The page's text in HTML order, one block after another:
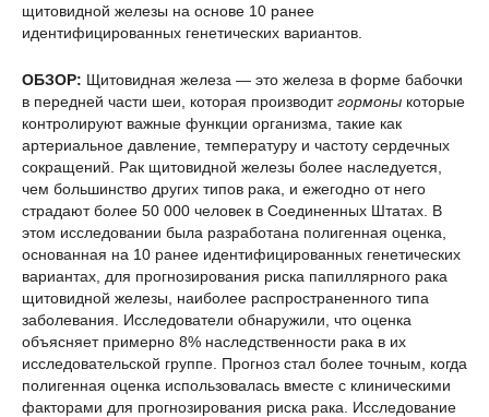
щитовидной железы на основе 10 ранее
идентифицированных генетических вариантов.
ОБЗОР: Щитовидная железа — это железа в форме бабочки
в передней части шеи, которая производитгормоны которые
контролируют важные функции организма, такие как
артериальное давление, температуру и частоту сердечных
сокращений. Рак щитовидной железы более наследуется,
чем большинство других типов рака, и ежегодно от него
страдают более 50 000 человек в Соединенных Штатах. В
этом исследовании была разработана полигенная оценка,
основанная на 10 ранее идентифицированных генетических
вариантах, для прогнозирования риска папиллярного рака
щитовидной железы, наиболее распространенного типа
заболевания. Исследователи обнаружили, что оценка
объясняет примерно 8% наследственности рака в их
исследовательской группе. Прогноз стал более точным, когда
полигенная оценка использовалась вместе с клиническими
факторами для прогнозирования риска рака. Исследование